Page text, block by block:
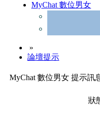
MyChat 數位男女
»
論壇提示
MyChat 數位男女 提示訊
狀